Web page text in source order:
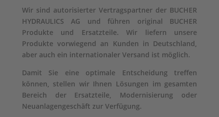
Wir sind autorisierter Vertragspartner der BUCHER
HYDRAULICS AG und führen original BUCHER
Produkte und Ersatzteile. Wir liefern unsere
Produkte vorwiegend an Kunden in Deutschland,
aber auch ein internationaler Versand ist möglich.
Damit Sie eine optimale Entscheidung treffen
können, stellen wir Ihnen Lösungen im gesamten
Bereich der Ersatzteile, Modernisierung oder
Neuanlagengeschäft zur Verfügung.